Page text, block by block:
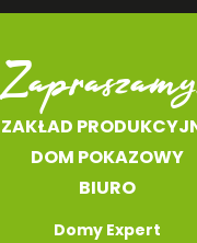
ZAKŁAD
DOM POKAZOWY
BIURO
Domy Expert